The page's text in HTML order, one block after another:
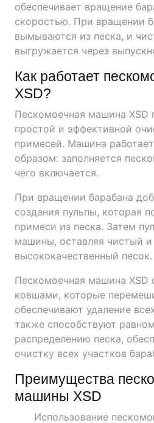
обеспечивает вращение
скоростью. При вращении
вымываются из песка, и
выгружается через
Как работает
XSD?
Пескомоечная машина XSD
простой и эффективной
примесей. Машина
образом: заполняется
чего включается.
При вращении барабана
создания пульпы, которая
примеси из песка. Затем
машины, оставляя чистый и
высококачественный песок.
Пескомоечная машина XSD
ковшами, которые
обеспечивают удаление
также способствуют
распределению песка,
очистку всех участков
Преимущества
машины XSD
Использование